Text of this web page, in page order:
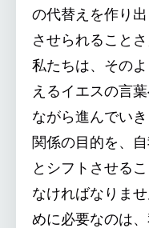
の代替えを作り
させられること
私たちは、その
えるイエスの言
ながら進んでい
関係の目的を、
とシフトさせる
なければなりま
めに必要なのは